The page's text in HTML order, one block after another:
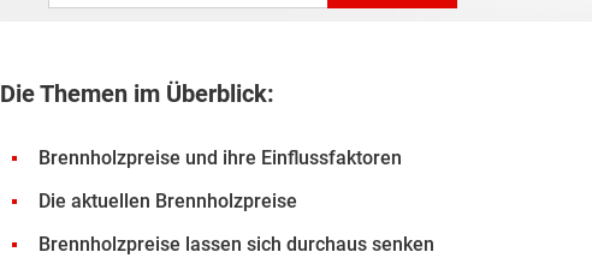
Die Themen im Überblick:
Brennholzpreise und ihre Einflussfaktoren
Die aktuellen Brennholzpreise
Brennholzpreise lassen sich durchaus senken